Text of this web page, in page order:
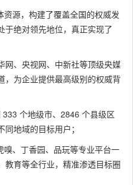
源，构建了覆盖全国的权威发
于绝对领先地位，真正实现了
网、央视网、中新社等顶级央媒
，为企业提供最高级别的权威背
333 个地级市、2846 个县级区
地域的目标用户；
嗅、丁香园、品玩等专业平台一
教育等全行业，精准渗透目标圈